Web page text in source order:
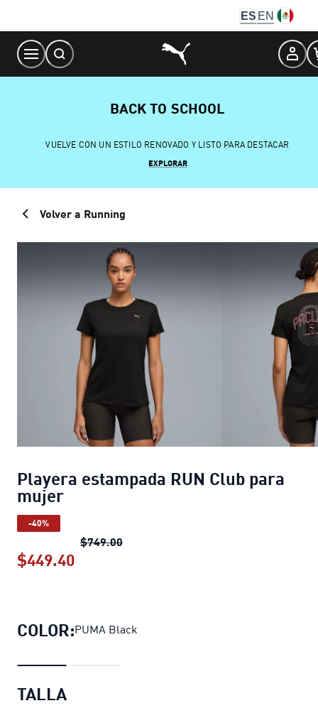
Content
ES EN
BACK TO SCHOOL
VUELVE CON UN ESTILO RENOVADO Y LISTO PARA DESTACAR
EXPLORAR
Volver a Running
Playera estampada RUN Club para
mujer
-40%
$749.00Playera estampada RUN Club para
$449.40
COLOR:PUMA Black
TALLA